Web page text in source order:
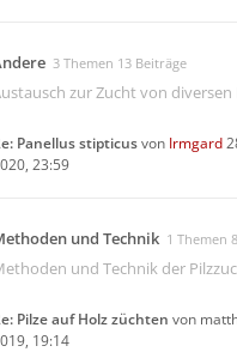
3 Themen 13 Beiträge
zur Zucht von diversen
Panellus stipticusvon Irmgard
23:59
und Technik 1 Themen
und Technik der
Pilze auf Holz züchten von
19:14